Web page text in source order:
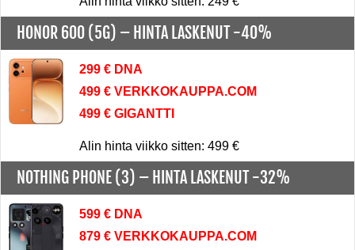
HONOR 600 (5G) – HINTA LASKENUT -40%
299 € DNA
499 € VERKKOKAUPPA.COM
499 € GIGANTTI
Alin hinta viikko sitten: 499 €
NOTHING PHONE (3) – HINTA LASKENUT -32%
599 € DNA
879 € VERKKOKAUPPA.COM